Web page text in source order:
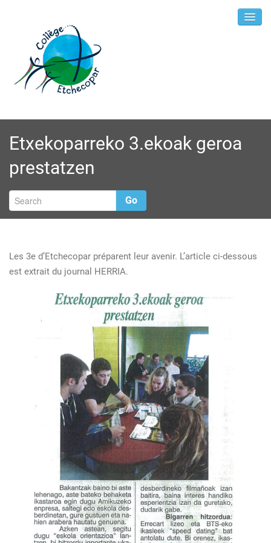
Etxekoparreko 3.ekoak geroa
prestatzen
Go
Les 3e d’Etchecopar préparent leur avenir. L’article ci-dessous
est extrait du journal HERRIA.